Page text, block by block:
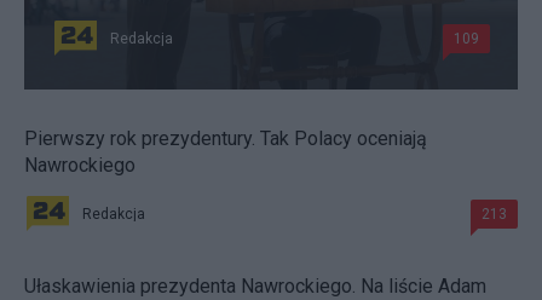
Redakcja 109
Pierwszy rok prezydentury. Tak Polacy oceniają
Nawrockiego
Redakcja 213
Ułaskawienia prezydenta Nawrockiego. Na liście Adam